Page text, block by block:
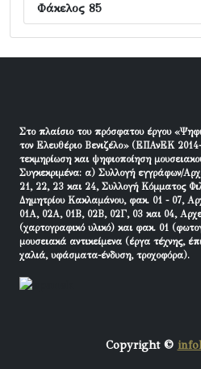
Φάκελος 85
Στο πλαίσιο του πρόσφατου έργου
τον Ελευθέριο Βενιζέλο» (ΕΠΑνΕΚ
τεκμηρίωση και ψηφιοποίηση
Συγκεκριμένα: α) Συλλογή εγγράφων/
21, 22, 23 και 24, Συλλογή Κόμματος
Δημητρίου Κακλαμάνου, φακ. 01 - 07,
01Α, 02Α, 01Β, 02Β, 02Γ, 03 και 04,
(χαρτογραφικό υλικό) και φακ. 01
μουσειακά αντικείμενα (έργα τέχνης,
χαλιά, υφάσματα-ένδυση, τροχοφόρα).
Copyright ©